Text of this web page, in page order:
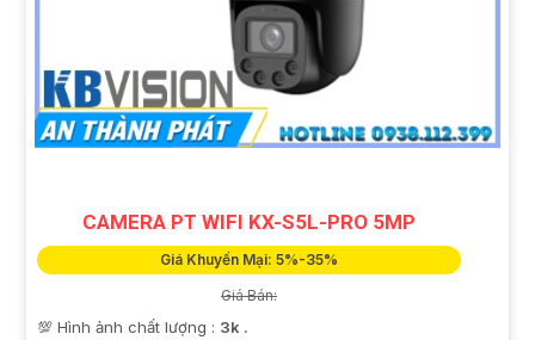
CAMERA PT WIFI KX-S5L-PRO 5MP
Giá Khuyến Mại: 5%-35%
Giá Bán:
💯 Hình ảnh chất lượng : 3k .